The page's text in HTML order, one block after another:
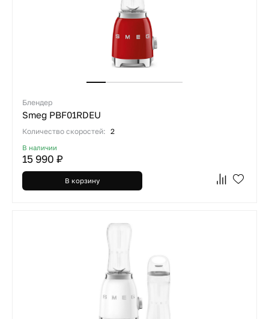
Блендер
Smeg PBF01RDEU
Количество скоростей: 2
В наличии
15 990 ₽
В корзину